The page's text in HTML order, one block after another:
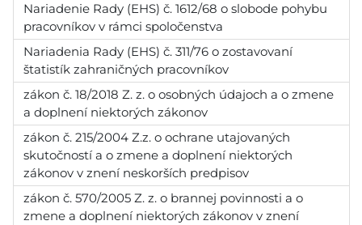
Nariadenie Rady (EHS) č. 1612/68 o slobode pohybu
pracovníkov v rámci spoločenstva
Nariadenia Rady (EHS) č. 311/76 o zostavovaní
štatistík zahraničných pracovníkov
zákon č. 18/2018 Z. z. o osobných údajoch a o zmene
a doplnení niektorých zákonov
zákon č. 215/2004 Z.z. o ochrane utajovaných
skutočností a o zmene a doplnení niektorých
zákonov v znení neskorších predpisov
zákon č. 570/2005 Z. z. o brannej povinnosti a o
zmene a doplnení niektorých zákonov v znení